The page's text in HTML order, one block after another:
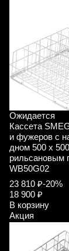
Ожидается
Кассета
и фужеров с
дном 500 х
рильсановым
WB50G02
23 810 ₽-20%
18 900 ₽
В корзину
Акция